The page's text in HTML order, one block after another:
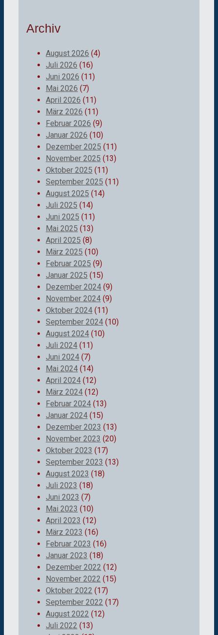
Archiv
August 2026 (4)
Juli 2026 (16)
Juni 2026 (11)
Mai 2026 (7)
April 2026 (11)
März 2026 (11)
Februar 2026 (9)
Januar 2026 (10)
Dezember 2025 (11)
November 2025 (13)
Oktober 2025 (11)
September 2025 (11)
August 2025 (14)
Juli 2025 (14)
Juni 2025 (11)
Mai 2025 (13)
April 2025 (8)
März 2025 (10)
Februar 2025 (9)
Januar 2025 (15)
Dezember 2024 (9)
November 2024 (9)
Oktober 2024 (11)
September 2024 (10)
August 2024 (10)
Juli 2024 (11)
Juni 2024 (7)
Mai 2024 (14)
April 2024 (12)
März 2024 (12)
Februar 2024 (13)
Januar 2024 (15)
Dezember 2023 (13)
November 2023 (20)
Oktober 2023 (17)
September 2023 (13)
August 2023 (18)
Juli 2023 (18)
Juni 2023 (7)
Mai 2023 (10)
April 2023 (12)
März 2023 (16)
Februar 2023 (16)
Januar 2023 (18)
Dezember 2022 (12)
November 2022 (15)
Oktober 2022 (17)
September 2022 (17)
August 2022 (12)
Juli 2022 (13)